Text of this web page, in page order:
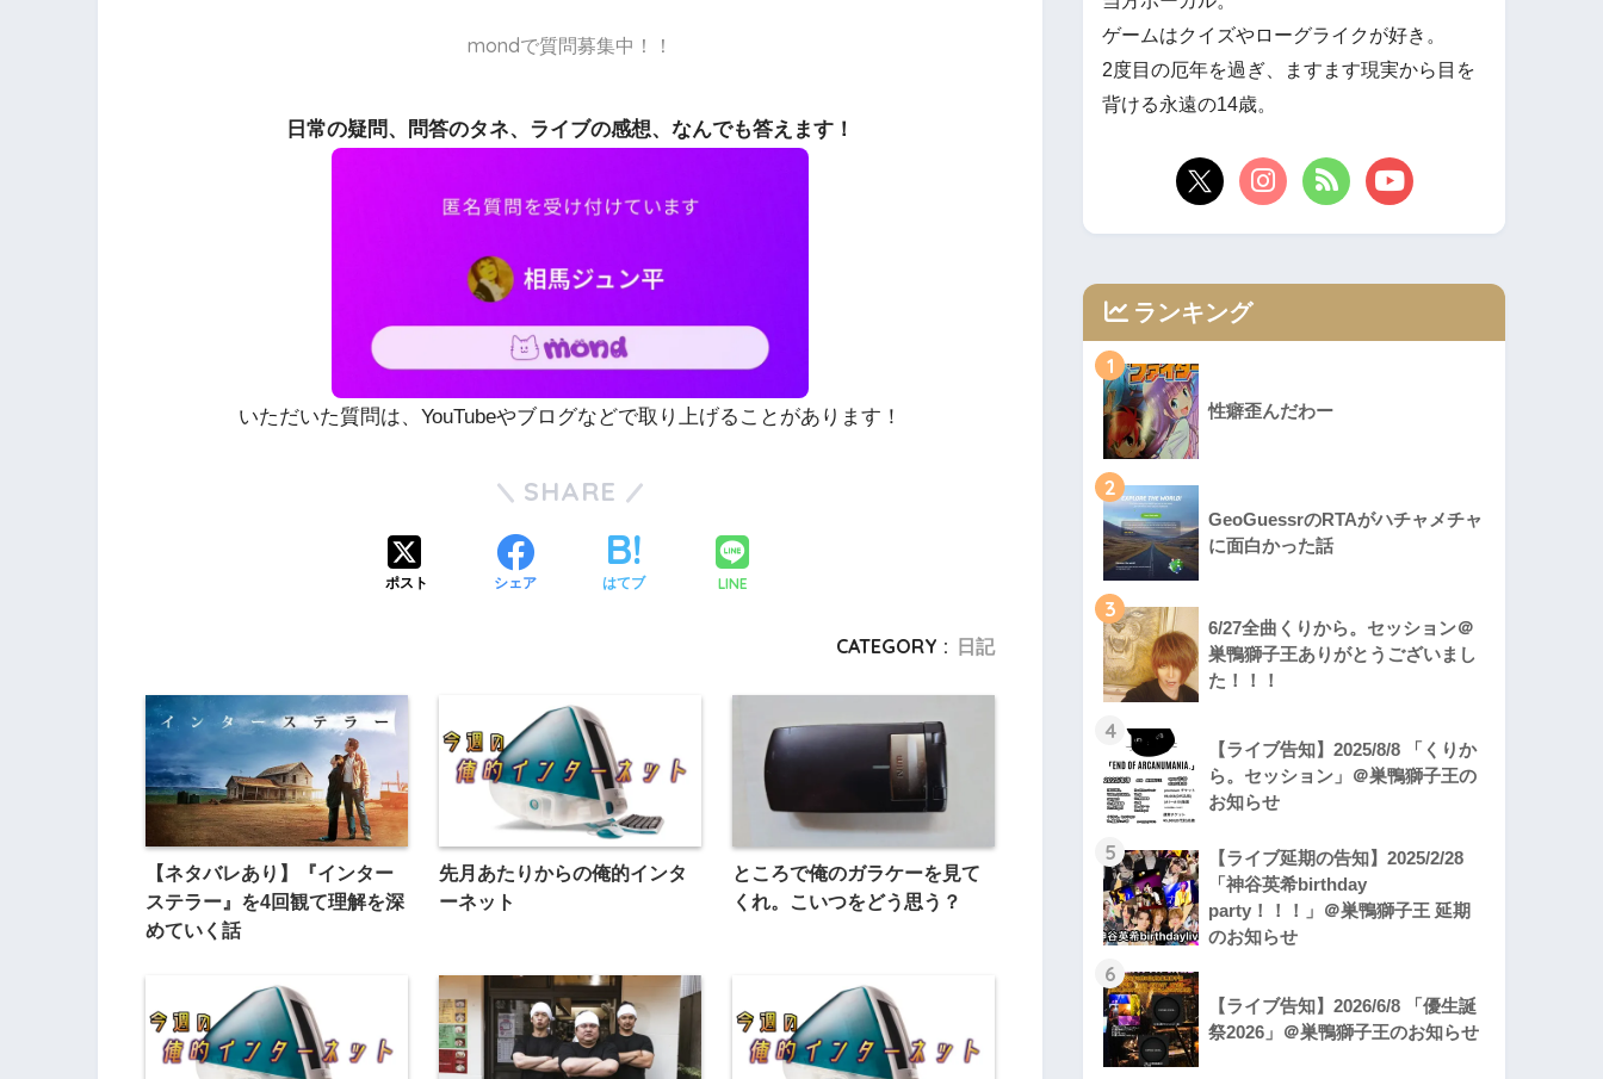
mondで質問募集中！！
日常の疑問、問答のタネ、ライブの感想、なんでも答えます！
いただいた質問は、YouTubeやブログなどで取り上げることがあります！
SHARE
ポスト シェア はてブ LINE
CATEGORY : 日記
【ネタバレあり】『インター
ステラー』を4回観て理解を深
めていく話
先月あたりからの俺的インタ
ーネット
ところで俺のガラケーを見て
くれ。こいつをどう思う？
ゲームはクイズやローグライクが好き。
2度目の厄年を過ぎ、ますます現実から目を
背ける永遠の14歳。
ランキング
1
性癖歪んだわー
2
GeoGuessrのRTAがハチャメチャ
に面白かった話
3
6/27全曲くりから。セッション＠
巣鴨獅子王ありがとうございまし
た！！！
4
【ライブ告知】2025/8/8 「くりか
ら。セッション」＠巣鴨獅子王の
お知らせ
5
【ライブ延期の告知】2025/2/28
「神谷英希birthday
party！！！」＠巣鴨獅子王 延期
のお知らせ
6
【ライブ告知】2026/6/8 「優生誕
祭2026」＠巣鴨獅子王のお知らせ